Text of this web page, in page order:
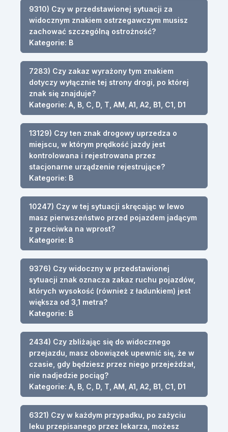
9310) Czy w przedstawionej sytuacji za
widocznym znakiem ostrzegawczym musisz
zachować szczególną ostrożność?
Kategorie: B
7283) Czy zakaz wyrażony tym znakiem
dotyczy wyłącznie tej strony drogi, po której
znak się znajduje?
Kategorie: A, B, C, D, T, AM, A1, A2, B1, C1, D1
13129) Czy ten znak drogowy uprzedza o
miejscu, w którym prędkość jazdy jest
kontrolowana i rejestrowana przez
stacjonarne urządzenie rejestrujące?
Kategorie: B
10247) Czy w tej sytuacji skręcając w lewo
masz pierwszeństwo przed pojazdem jadącym
z przeciwka na wprost?
Kategorie: B
9376) Czy widoczny w przedstawionej
sytuacji znak oznacza zakaz ruchu pojazdów,
których wysokość (również z ładunkiem) jest
większa od 3,1 metra?
Kategorie: B
2434) Czy zbliżając się do widocznego
przejazdu, masz obowiązek upewnić się, że w
czasie, gdy będziesz przez niego przejeżdżał,
nie nadjedzie pociąg?
Kategorie: A, B, C, D, T, AM, A1, A2, B1, C1, D1
6321) Czy w każdym przypadku, po zażyciu
leku przepisanego przez lekarza, możesz